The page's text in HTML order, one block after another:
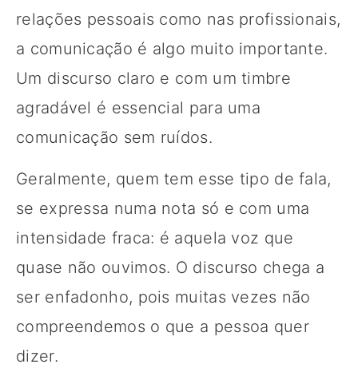
relações pessoais como nas profissionais,
a comunicação é algo muito importante.
Um discurso claro e com um timbre
agradável é essencial para uma
comunicação sem ruídos.
Geralmente, quem tem esse tipo de fala,
se expressa numa nota só e com uma
intensidade fraca: é aquela voz que
quase não ouvimos. O discurso chega a
ser enfadonho, pois muitas vezes não
compreendemos o que a pessoa quer
dizer.